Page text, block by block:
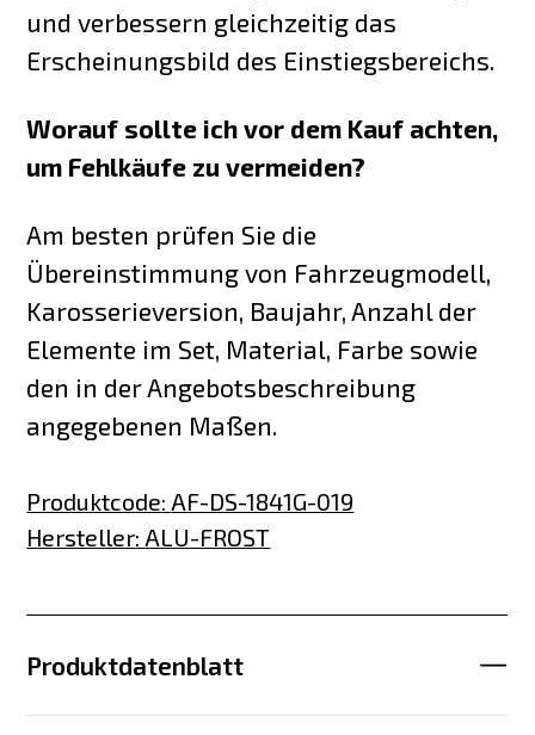
und verbessern gleichzeitig das
Erscheinungsbild des Einstiegsbereichs.
Worauf sollte ich vor dem Kauf achten,
um Fehlkäufe zu vermeiden?
Am besten prüfen Sie die
Übereinstimmung von Fahrzeugmodell,
Karosserieversion, Baujahr, Anzahl der
Elemente im Set, Material, Farbe sowie
den in der Angebotsbeschreibung
angegebenen Maßen.
Produktcode: AF-DS-1841G-019
Hersteller: ALU-FROST
Produktdatenblatt